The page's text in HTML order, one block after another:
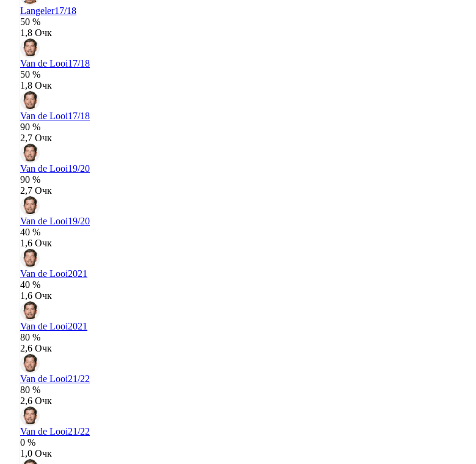
Langeler17/18
50 %
1,8 Очк
Van de Looi17/18
50 %
1,8 Очк
Van de Looi17/18
90 %
2,7 Очк
Van de Looi19/20
90 %
2,7 Очк
Van de Looi19/20
40 %
1,6 Очк
Van de Looi2021
40 %
1,6 Очк
Van de Looi2021
80 %
2,6 Очк
Van de Looi21/22
80 %
2,6 Очк
Van de Looi21/22
0 %
1,0 Очк